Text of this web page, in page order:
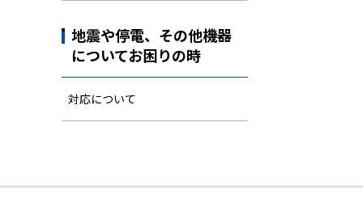
地震や停電、その他機器
についてお困りの時
対応について